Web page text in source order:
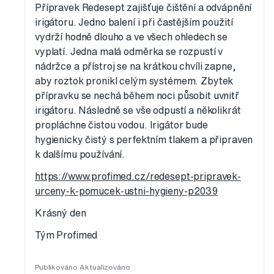
Přípravek Redesept zajišťuje čištění a odvápnění
irigátoru. Jedno balení i při častějším použití
vydrží hodně dlouho a ve všech ohledech se
vyplatí. Jedna malá odměrka se rozpustí v
nádržce a přístroj se na krátkou chvíli zapne,
aby roztok pronikl celým systémem. Zbytek
přípravku se nechá během noci působit uvnitř
irigátoru. Následně se vše odpustí a několikrát
propláchne čistou vodou. Irigátor bude
hygienicky čistý s perfektním tlakem a připraven
k dalšímu používání.
https://www.profimed.cz/redesept-pripravek-
urceny-k-pomucek-ustni-hygieny-p2039
Krásný den
Tým Profimed
Publikováno Aktualizováno